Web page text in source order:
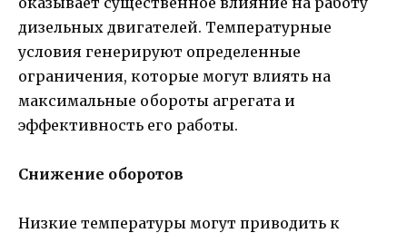
дизельных двигателей. Температурные
условия генерируют определенные
ограничения, которые могут влиять на
максимальные обороты агрегата и
эффективность его работы.
Снижение оборотов
Низкие температуры могут приводить к